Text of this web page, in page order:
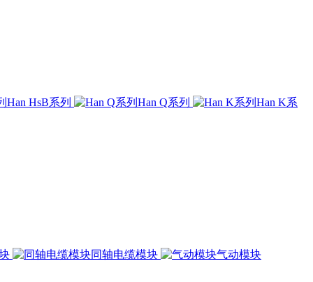
Han HsB系列 Han Q系列
Han K系
同轴电缆模块
气动模块